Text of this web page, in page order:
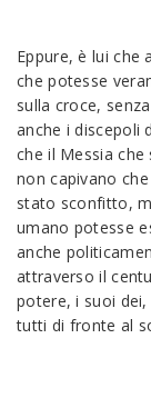
Eppure, è lui che
che potesse
sulla croce,
anche i discepoli
che il Messia
non capivano
stato sconfitto,
umano potesse
anche
attraverso il
potere, i suoi
tutti di fronte al